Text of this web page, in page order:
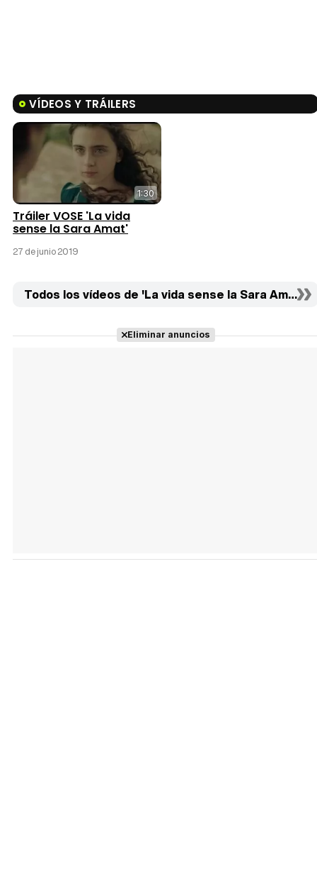
VÍDEOS Y TRÁILERS
1:30
Tráiler VOSE 'La vida
sense la Sara Amat'
27 de junio 2019
Todos los vídeos de 'La vida sense la Sara Amat' (1)
Eliminar anuncios